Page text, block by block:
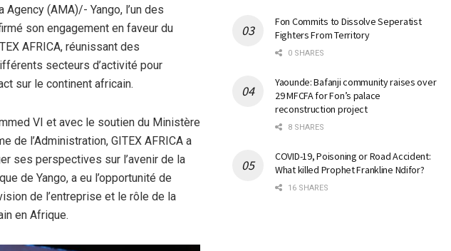
(AMA)/- Yango, l’un des
son engagement en faveur du
AFRICA, réunissant des
secteurs d’activité pour
sur le continent africain.
VI et avec le soutien du Ministère
de l’Administration, GITEX AFRICA a
ses perspectives sur l’avenir de la
de Yango, a eu l’opportunité de
de l’entreprise et le rôle de la
en Afrique.
Fon Commits to Dissolve Seperatist
Fighters From Territory
0 SHARES
Yaounde: Bafanji community raises over
29 MFCFA for Fon’s palace
reconstruction project
8 SHARES
COVID-19, Poisoning or Road Accident:
What killed Prophet Frankline Ndifor?
16 SHARES